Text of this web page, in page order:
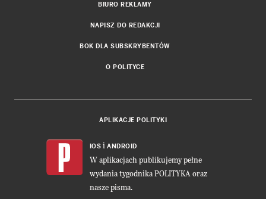
BIURO REKLAMY
NAPISZ DO REDAKCJI
BOK DLA SUBSKRYBENTÓW
O POLITYCE
APLIKACJE POLITYKI
IOS i ANDROID
W aplikacjach publikujemy pełne
wydania tygodnika POLITYKA oraz
nasze pisma.